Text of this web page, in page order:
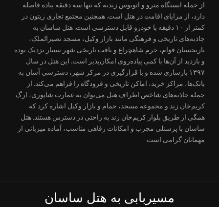
از جمله ایستگاه مترو و اتوبوس زندیه که تنها سه دقیقه پیاده فاصله
دارد، از مزایای اقامت در هتل است. همچنین مجتمع تجاری زیتون در
کمتر از ۱۰ دقیقه با خودرو قابل دسترسی است. هتل ساسان به
جاذبه‌های تاریخی و فرهنگی مانند بازار وکیل، مسجد نصیرالملک،
نارنجستان قوام، حرم شاهچراغ و بافت تاریخی شهر بسیار نزدیک بوده
و بازدید از آن‌ها با کمی پیاده‌روی امکان‌پذیر است. این هتل در سال
۱۳۹۷ بازسازی شده و با قرارگیری در مرکز شهر، دسترسی آسان به
بانک‌ها، مراکز خرید، اماکن تاریخی و فرودگاه را فراهم می‌کند. از
جمله جاذبه‌های شاخص اطراف هتل می‌توان به عمارت شاپوری، ارگ
کریم‌خان زند و مجموعه مسجد، حمام و بازار وکیل اشاره کرد که
همگی از طریق بلوار کریم‌خان زند به راحتی در دسترس هستند. هتل
ساسان با پرسنلی مجرب و امکانات رفاهی مناسب، آماده میزبانی از
مهمانان گرامی است
مسیربابی به هتل ساسان